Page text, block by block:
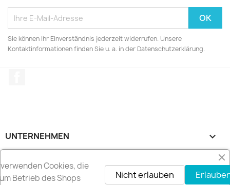
Sie können Ihr Einverständnis jederzeit widerrufen. Unsere
Kontaktinformationen finden Sie u. a. in der Datenschutzerklärung.
UNTERNEHMEN 
RECHTLICHES 
Cookies, die
Betrieb des Shops
Nicht erlauben